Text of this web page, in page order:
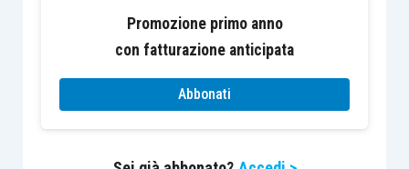
dei servizi: attività commerciale e
Promozione primo anno
con fatturazione anticipata
Abbonati